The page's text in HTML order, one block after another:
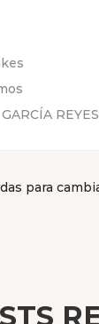
REYES
para